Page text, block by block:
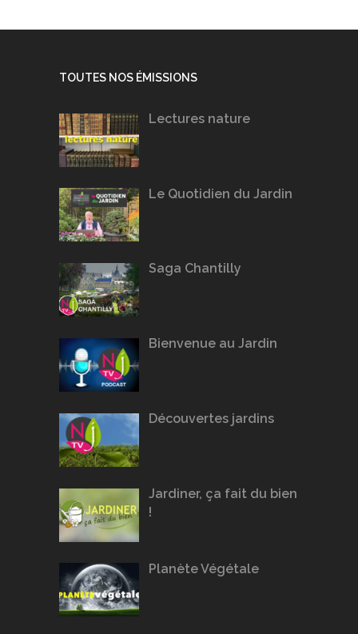
TOUTES NOS ÉMISSIONS
Lectures nature
Le Quotidien du Jardin
Saga Chantilly
Bienvenue au Jardin
Découvertes jardins
Jardiner, ça fait du bien
!
Planète Végétale